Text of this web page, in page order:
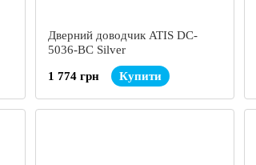
Дверний доводчик ATIS DC-
5036-BC Silver
1 774 грн Купити